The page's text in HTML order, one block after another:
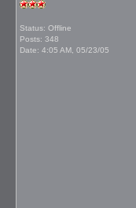
Status: Offline
Posts: 348
Date: 4:05 AM, 05/23/05